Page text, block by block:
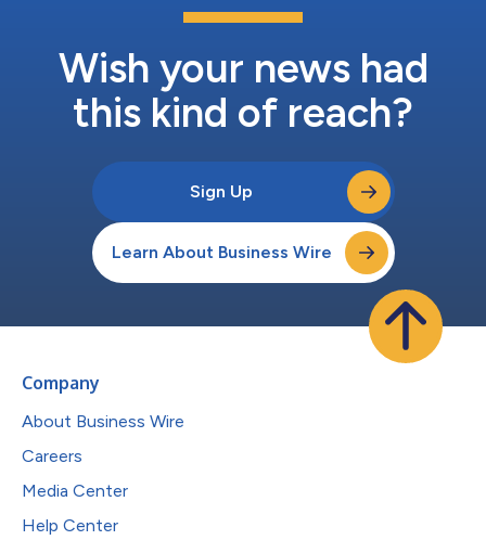
Wish your news had
this kind of reach?
Sign Up
Learn About Business Wire
Company
About Business Wire
Careers
Media Center
Help Center